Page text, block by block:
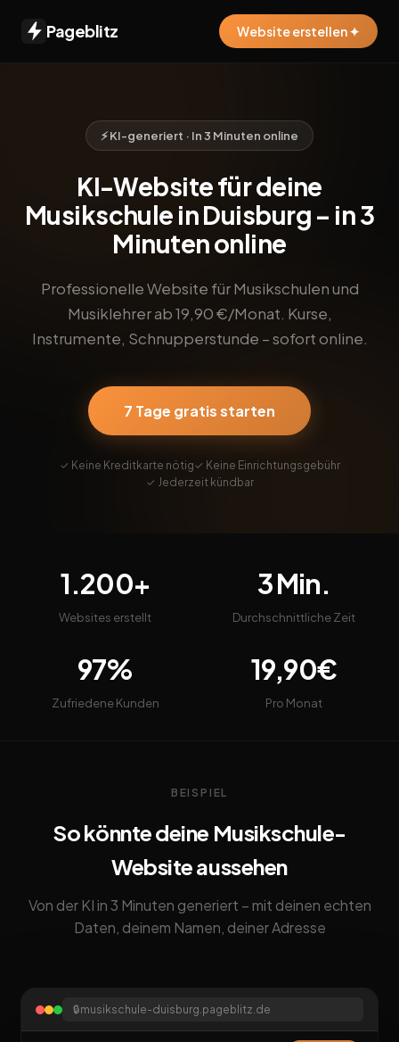
Pageblitz Website erstellen ✦
⚡ KI-generiert · In 3 Minuten online
KI-Website für deine
Musikschule in Duisburg – in 3
Minuten online
Professionelle Website für Musikschulen und
Musiklehrer ab 19,90 €/Monat. Kurse,
Instrumente, Schnupperstunde – sofort online.
7 Tage gratis starten
✓ Keine Kreditkarte nötig✓ Keine Einrichtungsgebühr
✓ Jederzeit kündbar
1.200+
Websites erstellt
3 Min.
Durchschnittliche Zeit
97%
Zufriedene Kunden
19,90€
Pro Monat
BEISPIEL
So könnte deine Musikschule-
Website aussehen
Von der KI in 3 Minuten generiert – mit deinen echten
Daten, deinem Namen, deiner Adresse
🔒musikschule-duisburg.pageblitz.de